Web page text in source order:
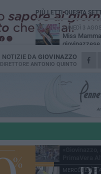
NOTIZIE DA GIOVINAZZO
DIRETTORE ANTONIO QUINTO
PIÙ LETTI QUESTA
LUNEDÌ 3
Miss
giovinazzese
MARTEDÌ 4
Liquidi oleosi
VENERDÌ 31
Al via
mito di
e il ritmo del Salento
VENERDÌ 31
"Officina
LUNEDÌ 3
4 anni di Sollecito
MERCOLEDÌ 5